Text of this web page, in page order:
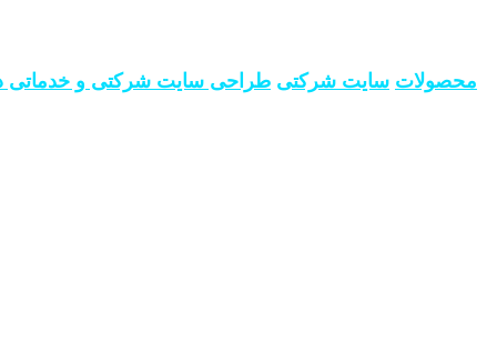
محصولات سایت شرکتی طراحی سایت شرکتی و خدماتی